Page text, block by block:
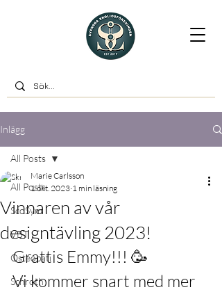
Inlägg
All Posts
ScoSym
VBT
Osteopati
Schroth
All Posts
Vinnaren av vår
designtävling 2023!
Marie Carlsson
1 okt. 2023 1 min läsning
Grattis Emmy!!! 🥳
Vi kommer snart med mer